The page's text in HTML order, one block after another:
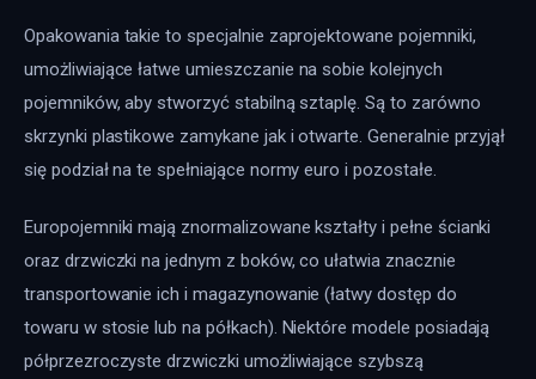
Opakowania takie to specjalnie zaprojektowane pojemniki,
umożliwiające łatwe umieszczanie na sobie kolejnych
pojemników, aby stworzyć stabilną sztaplę. Są to zarówno
skrzynki plastikowe zamykane jak i otwarte. Generalnie przyjął
się podział na te spełniające normy euro i pozostałe.
Europojemniki mają znormalizowane kształty i pełne ścianki
oraz drzwiczki na jednym z boków, co ułatwia znacznie
transportowanie ich i magazynowanie (łatwy dostęp do
towaru w stosie lub na półkach). Niektóre modele posiadają
półprzezroczyste drzwiczki umożliwiające szybszą